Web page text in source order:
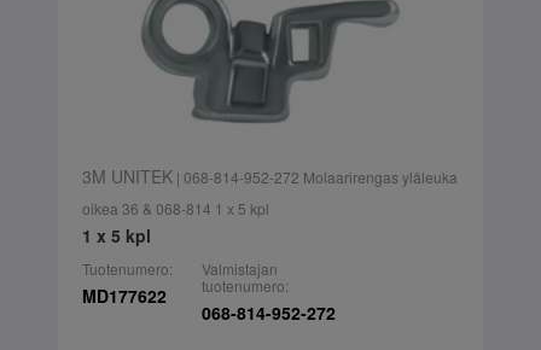
3M UNITEK| 068-814-952-272 Molaarirengas yläleuka
oikea 36 & 068-814 1 x 5 kpl
1 x 5 kpl
Tuotenumero:
MD177622
Valmistajan
tuotenumero:
068-814-952-272